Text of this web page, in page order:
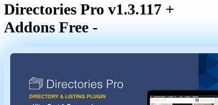
Directories Pro v1.3.117 +
Addons Free -